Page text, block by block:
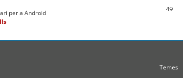
per a Android
49
Temes